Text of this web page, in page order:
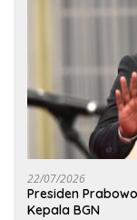
22/07/2026
Presiden
Kepala BGN